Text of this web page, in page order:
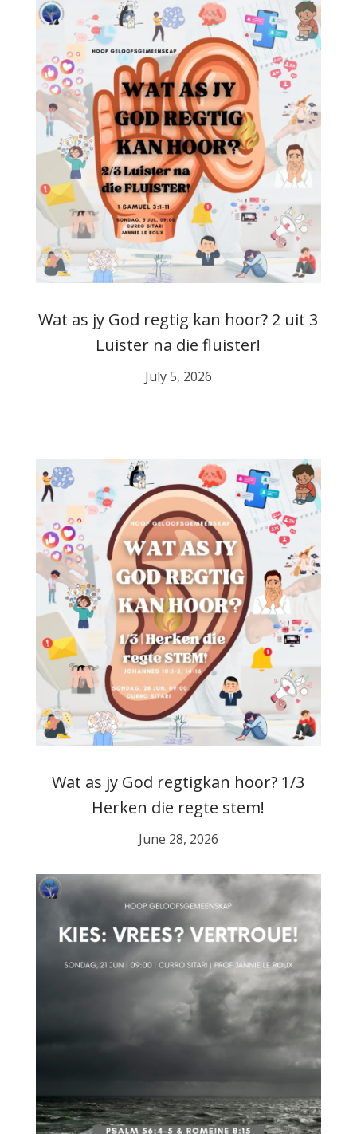
Wat as jy God regtig kan hoor? 2 uit 3
Luister na die fluister!
July 5, 2026
Wat as jy God regtigkan hoor? 1/3
Herken die regte stem!
June 28, 2026